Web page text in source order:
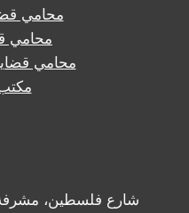
محامي
محامي
محامي